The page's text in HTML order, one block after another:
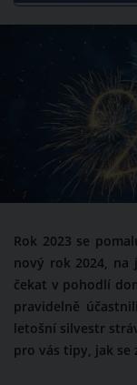
Rok 2023 se
nový rok 2024, na
čekat v pohodlí
pravidelně
letošní silvestr
pro vás tipy, jak se